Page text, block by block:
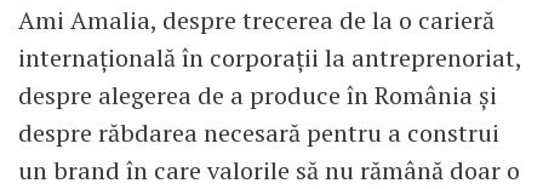
Ami Amalia, despre trecerea de la o carieră
internațională în corporații la antreprenoriat,
despre alegerea de a produce în România și
despre răbdarea necesară pentru a construi
un brand în care valorile să nu rămână doar o